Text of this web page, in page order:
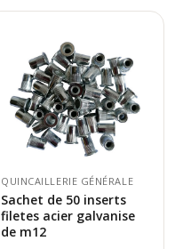
QUINCAILLERIE GÉNÉRALE
Sachet de 50 inserts
filetes acier galvanise
de m12